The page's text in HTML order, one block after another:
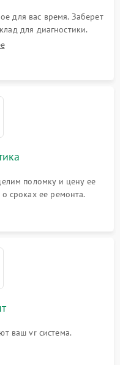
для вас время. Заберет
для диагностики.
поломку и цену ее
сроках ее ремонта.
ваш vr система.